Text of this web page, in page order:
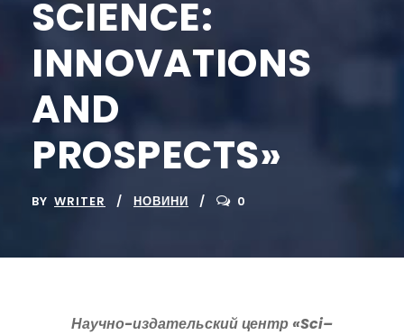
SCIENCE:
INNOVATIONS
AND
PROSPECTS»
BY WRITER НОВИНИ 0
Научно-издательский центр «Sci–